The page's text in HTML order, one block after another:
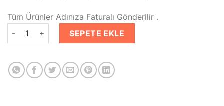
Tüm Ürünler Adınıza Faturalı Gönderilir .
Shell Helix Ultra Pro AG 5W30 5 Lt Partiküllü Motor Yağı adet
SEPETE EKLE